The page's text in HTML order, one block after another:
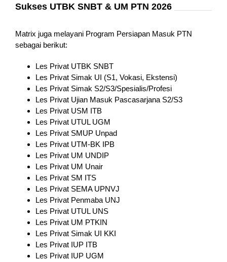
Sukses UTBK SNBT & UM PTN 2026
Matrix juga melayani Program Persiapan Masuk PTN
sebagai berikut:
Les Privat UTBK SNBT
Les Privat Simak UI (S1, Vokasi, Ekstensi)
Les Privat Simak S2/S3/Spesialis/Profesi
Les Privat Ujian Masuk Pascasarjana S2/S3
Les Privat USM ITB
Les Privat UTUL UGM
Les Privat SMUP Unpad
Les Privat UTM-BK IPB
Les Privat UM UNDIP
Les Privat UM Unair
Les Privat SM ITS
Les Privat SEMA UPNVJ
Les Privat Penmaba UNJ
Les Privat UTUL UNS
Les Privat UM PTKIN
Les Privat Simak UI KKI
Les Privat IUP ITB
Les Privat IUP UGM